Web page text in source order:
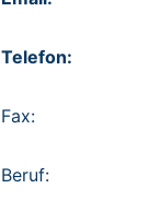
Telefon:
Fax:
Beruf: